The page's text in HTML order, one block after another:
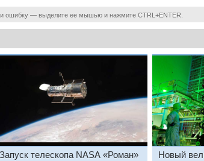
ошибку — выделите ее мышью и нажмите CTRL+ENTER.
Запуск телескопа NASA «Роман»
Новый